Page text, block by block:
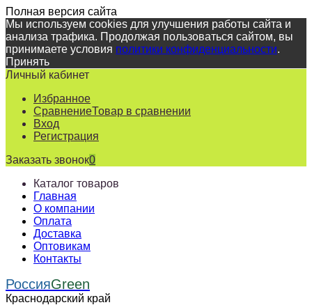
Полная версия сайта
Мы используем cookies для улучшения работы сайта и
анализа трафика. Продолжая пользоваться сайтом, вы
принимаете условия политики конфиденциальности.
Принять
Личный кабинет
Избранное
СравнениеТовар в сравнении
Вход
Регистрация
Заказать звонок0
Каталог товаров
Главная
О компании
Оплата
Доставка
Оптовикам
Контакты
РоссияGreen
Краснодарский край